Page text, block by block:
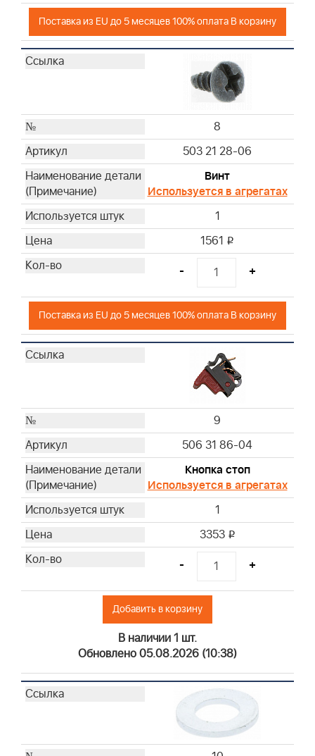
Поставка из EU до 5 месяцев 100% оплата В корзину
8
503 21 28-06
Винт
Используется в агрегатах
1
1561 i
- +
Поставка из EU до 5 месяцев 100% оплата В корзину
9
506 31 86-04
Кнопка стоп
Используется в агрегатах
1
3353 i
- +
Добавить в корзину
В наличии 1 шт.
Обновлено 05.08.2026 (10:38)